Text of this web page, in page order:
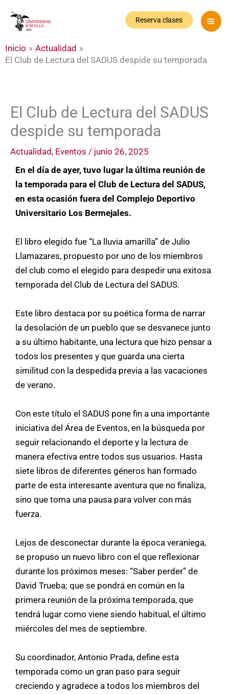
Reserva clases
Inicio
Actualidad
El Club de Lectura del SADUS despide su temporada
El Club de Lectura del SADUS
despide su temporada
Actualidad, Eventos / junio 26, 2025
En el día de ayer, tuvo lugar la última reunión de
la temporada para el Club de Lectura del SADUS,
en esta ocasión fuera del Complejo Deportivo
Universitario Los Bermejales.
El libro elegido fue “La lluvia amarilla” de Julio
Llamazares, propuesto por uno de los miembros
del club como el elegido para despedir una exitosa
temporada del Club de Lectura del SADUS.
Este libro destaca por su poética forma de narrar
la desolación de un pueblo que se desvanece junto
a su último habitante, una lectura que hizo pensar a
todos los presentes y que guarda una cierta
similitud con la despedida previa a las vacaciones
de verano.
Con este título el SADUS pone fin a una importante
iniciativa del Área de Eventos, en la búsqueda por
seguir relacionando el deporte y la lectura de
manera efectiva entre todos sus usuarios. Hasta
siete libros de diferentes géneros han formado
parte de esta interesante aventura que no finaliza,
sino que toma una pausa para volver con más
fuerza.
Lejos de desconectar durante la época veraniega,
se propuso un nuevo libro con el que reflexionar
durante los próximos meses: “Saber perder” de
David Trueba; que se pondrá en común en la
primera reunión de la próxima temporada, que
tendrá lugar como viene siendo habitual, el último
miércoles del mes de septiembre.
Su coordinador, Antonio Prada, define esta
temporada como un gran paso para seguir
creciendo y agradece a todos los miembros del